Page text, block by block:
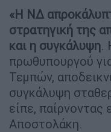
«Η ΝΔ
στρατηγική της
και η συγκάλυψη.
πρωθυπουργού
Τεμπών,
συγκάλυψη
είπε, παίρνοντας
Αποστολάκη.